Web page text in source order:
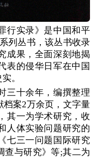
实录》是中国和平
列丛书，该丛书收录
成果，全面深刻地揭
表的侵华日军在中国
。
十余年，编撰整理
档案2万余页，文字量
其一为学术研究，收
人体实验问题研究的
七三一问题国际研究
查与研究》等;其二为